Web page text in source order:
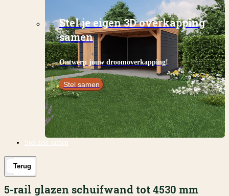
Stel je eigen 3D overkapping
samen
Ontwerp jouw droomoverkapping!
Stel samen
Stel zelf samen
Terug
5-rail glazen schuifwand tot 4530 mm